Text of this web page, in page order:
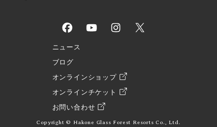
ニュース
ブログ
オンラインショップ
オンラインチケット
お問い合わせ
Copyright © Hakone Glass Forest Resorts Co., Ltd.